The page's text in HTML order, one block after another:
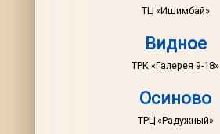
ТЦ «Ишимбай»
Видное
ТРК «Галерея 9-18»
Осиново
ТРЦ «Радужный»